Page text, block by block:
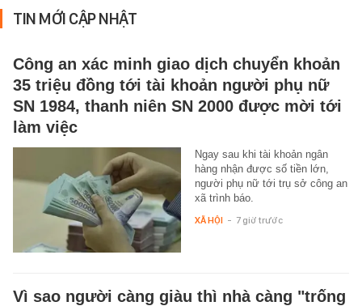
TIN MỚI CẬP NHẬT
Công an xác minh giao dịch chuyển khoản
35 triệu đồng tới tài khoản người phụ nữ
SN 1984, thanh niên SN 2000 được mời tới
làm việc
Ngay sau khi tài khoản ngân
hàng nhận được số tiền lớn,
người phụ nữ tới trụ sở công an
xã trình báo.
XÃ HỘI - 7 giờ trước
Vì sao người càng giàu thì nhà càng "trống